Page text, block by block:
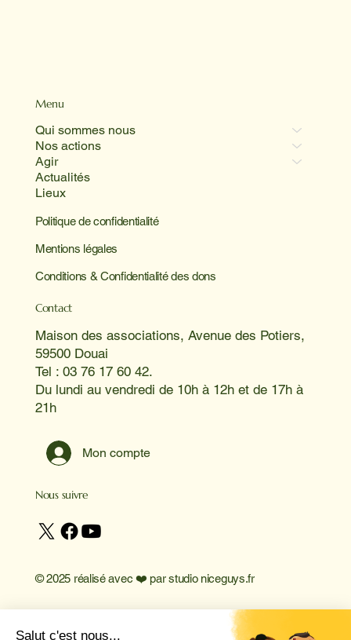
Menu
Qui sommes nous
Nos actions
Agir
Actualités
Lieux
Politique de confidentialité
Mentions légales
Conditions & Confidentialité des dons
Contact
Maison des associations, Avenue des Potiers,
59500 Douai
Tel : 03 76 17 60 42.
Du lundi au vendredi de 10h à 12h et de 17h à
21h
Mon compte
Nous suivre
© 2025 réalisé avec ❤️ parstudio niceguys.fr